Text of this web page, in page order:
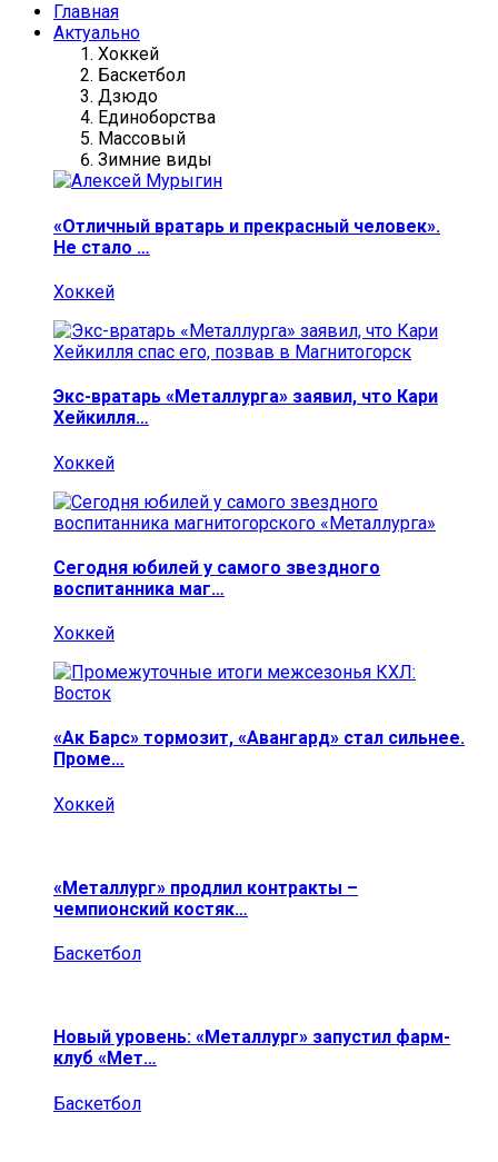
Главная
Актуально
Хоккей
Баскетбол
Дзюдо
Единоборства
Массовый
Зимние виды
«Отличный вратарь и прекрасный человек».
Не стало …
Хоккей
Экс-вратарь «Металлурга» заявил, что Кари
Хейкилля…
Хоккей
Сегодня юбилей у самого звездного
воспитанника маг…
Хоккей
«Ак Барс» тормозит, «Авангард» стал сильнее.
Проме…
Хоккей
«Металлург» продлил контракты –
чемпионский костяк…
Баскетбол
Новый уровень: «Металлург» запустил фарм-
клуб «Мет…
Баскетбол